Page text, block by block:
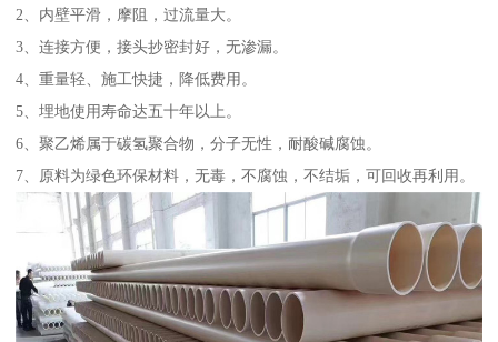
2、内壁平滑，摩阻，过流量大。
3、连接方便，接头抄密封好，无渗漏。
4、重量轻、施工快捷，降低费用。
5、埋地使用寿命达五十年以上。
6、聚乙烯属于碳氢聚合物，分子无性，耐酸碱腐蚀。
7、原料为绿色环保材料，无毒，不腐蚀，不结垢，可回收再利用。